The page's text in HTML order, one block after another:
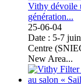
Vithy dévoile
génération...
25-06-04
Date : 5-7
Centre
New Area...